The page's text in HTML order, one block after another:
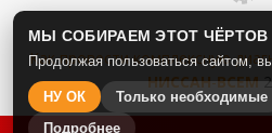
Как провести комплексную
НИССАН-ВСЕМ
МЫ СОБИРАЕМ ЭТОТ ЧЁРТОВ
Продолжая пользоваться сайтом,
НУ ОК Только необходимые
Подробнее